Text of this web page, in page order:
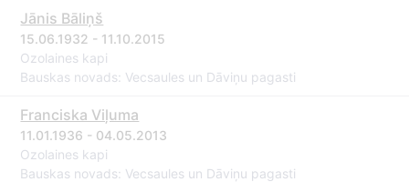
Jānis Bāliņš
15.06.1932 - 11.10.2015
Ozolaines kapi
Bauskas novads: Vecsaules un Dāviņu pagasti
Franciska Viļuma
11.01.1936 - 04.05.2013
Ozolaines kapi
Bauskas novads: Vecsaules un Dāviņu pagasti